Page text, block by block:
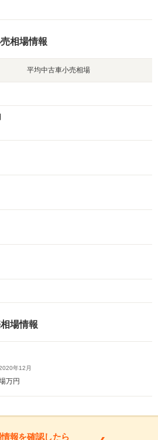
相場情報
平均中古車小売相場
場情報
年12月
万円
報を確認したら